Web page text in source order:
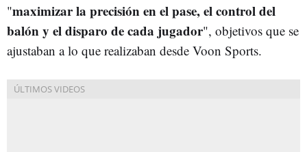
"maximizar la precisión en el pase, el control del
balón y el disparo de cada jugador", objetivos que se
ajustaban a lo que realizaban desde Voon Sports.